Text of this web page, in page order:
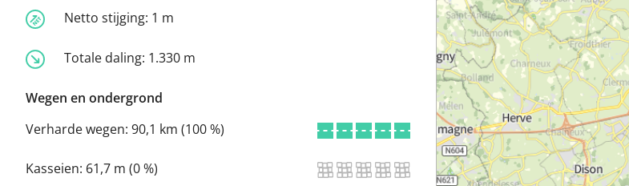
Netto stijging: 1 m
Totale daling: 1.330 m
Wegen en ondergrond
Verharde wegen: 90,1 km (100 %)
Kasseien: 61,7 m (0 %)